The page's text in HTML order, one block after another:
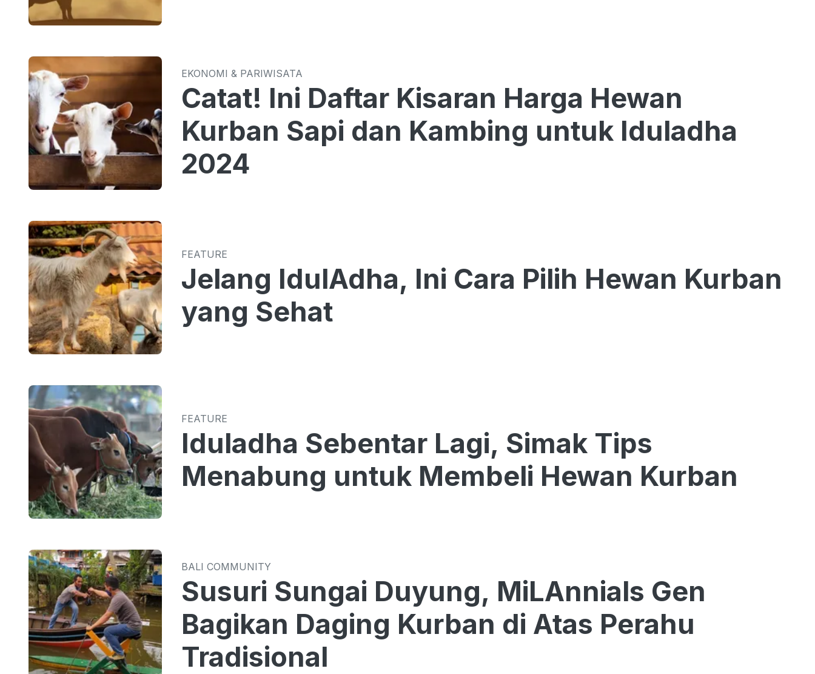
EKONOMI & PARIWISATA
Catat! Ini Daftar Kisaran Harga Hewan
Kurban Sapi dan Kambing untuk Iduladha
2024
FEATURE
Jelang IdulAdha, Ini Cara Pilih Hewan Kurban
yang Sehat
FEATURE
Iduladha Sebentar Lagi, Simak Tips
Menabung untuk Membeli Hewan Kurban
BALI COMMUNITY
Susuri Sungai Duyung, MiLAnnials Gen
Bagikan Daging Kurban di Atas Perahu
Tradisional